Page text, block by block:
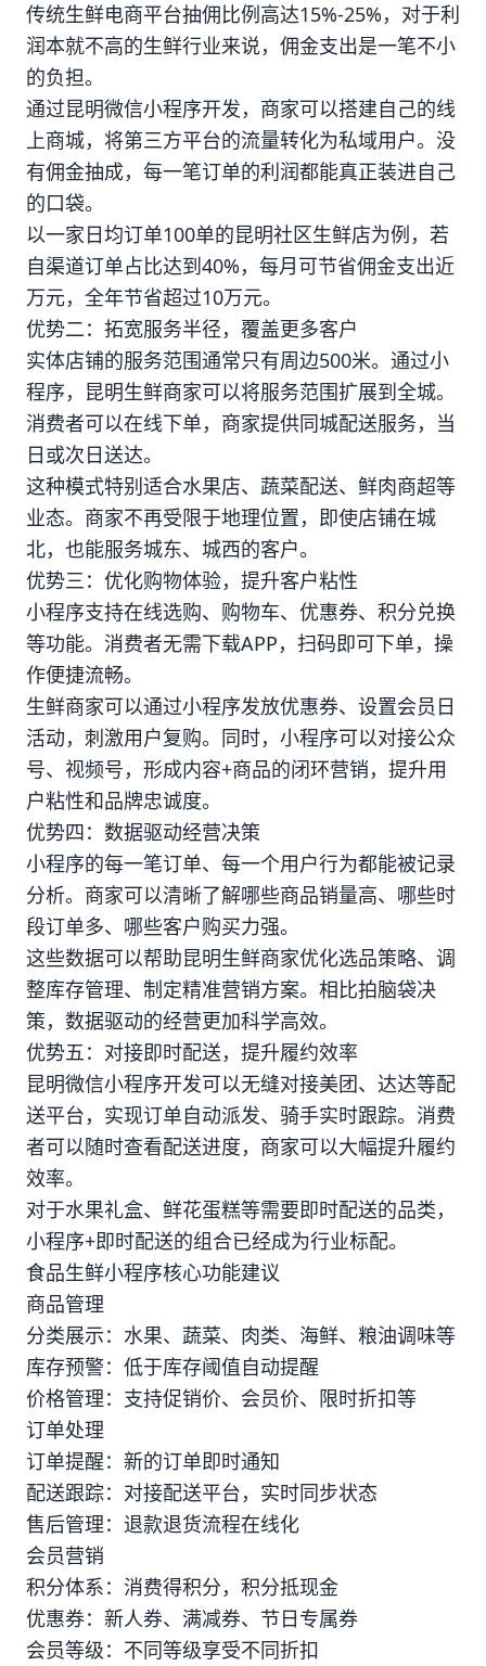
传统生鲜电商平台抽佣比例高达15%-25%，对于利
润本就不高的生鲜行业来说，佣金支出是一笔不小
的负担。
通过昆明微信小程序开发，商家可以搭建自己的线
上商城，将第三方平台的流量转化为私域用户。没
有佣金抽成，每一笔订单的利润都能真正装进自己
的口袋。
以一家日均订单100单的昆明社区生鲜店为例，若
自渠道订单占比达到40%，每月可节省佣金支出近
万元，全年节省超过10万元。
优势二：拓宽服务半径，覆盖更多客户
实体店铺的服务范围通常只有周边500米。通过小
程序，昆明生鲜商家可以将服务范围扩展到全城。
消费者可以在线下单，商家提供同城配送服务，当
日或次日送达。
这种模式特别适合水果店、蔬菜配送、鲜肉商超等
业态。商家不再受限于地理位置，即使店铺在城
北，也能服务城东、城西的客户。
优势三：优化购物体验，提升客户粘性
小程序支持在线选购、购物车、优惠券、积分兑换
等功能。消费者无需下载APP，扫码即可下单，操
作便捷流畅。
生鲜商家可以通过小程序发放优惠券、设置会员日
活动，刺激用户复购。同时，小程序可以对接公众
号、视频号，形成内容+商品的闭环营销，提升用
户粘性和品牌忠诚度。
优势四：数据驱动经营决策
小程序的每一笔订单、每一个用户行为都能被记录
分析。商家可以清晰了解哪些商品销量高、哪些时
段订单多、哪些客户购买力强。
这些数据可以帮助昆明生鲜商家优化选品策略、调
整库存管理、制定精准营销方案。相比拍脑袋决
策，数据驱动的经营更加科学高效。
优势五：对接即时配送，提升履约效率
昆明微信小程序开发可以无缝对接美团、达达等配
送平台，实现订单自动派发、骑手实时跟踪。消费
者可以随时查看配送进度，商家可以大幅提升履约
效率。
对于水果礼盒、鲜花蛋糕等需要即时配送的品类，
小程序+即时配送的组合已经成为行业标配。
食品生鲜小程序核心功能建议
商品管理
分类展示：水果、蔬菜、肉类、海鲜、粮油调味等
库存预警：低于库存阈值自动提醒
价格管理：支持促销价、会员价、限时折扣等
订单处理
订单提醒：新的订单即时通知
配送跟踪：对接配送平台，实时同步状态
售后管理：退款退货流程在线化
会员营销
积分体系：消费得积分，积分抵现金
优惠券：新人券、满减券、节日专属券
会员等级：不同等级享受不同折扣